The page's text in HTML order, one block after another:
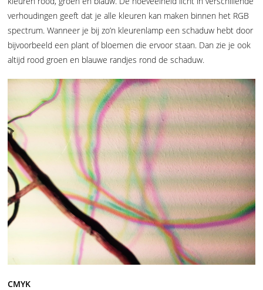
verhoudingen geeft dat je alle kleuren kan maken binnen het RGB
spectrum. Wanneer je bij zo’n kleurenlamp een schaduw hebt door
bijvoorbeeld een plant of bloemen die ervoor staan. Dan zie je ook
altijd rood groen en blauwe randjes rond de schaduw.
CMYK